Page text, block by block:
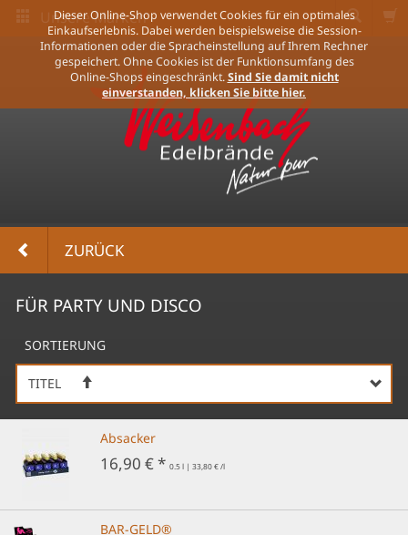
Dieser Online-Shop verwendet Cookies für ein optimales
Einkaufserlebnis. Dabei werden beispielsweise die Session-
Informationen oder die Spracheinstellung auf Ihrem Rechner
gespeichert. Ohne Cookies ist der Funktionsumfang des
Online-Shops eingeschränkt.Sind Sie damit nicht
einverstanden, klicken Sie bitte hier.
Unsere Marken
ZURÜCK
FÜR PARTY UND DISCO
SORTIERUNG
TITEL
Absacker
16,90 € * 0.5 l | 33,80 € /l
BAR-GELD®